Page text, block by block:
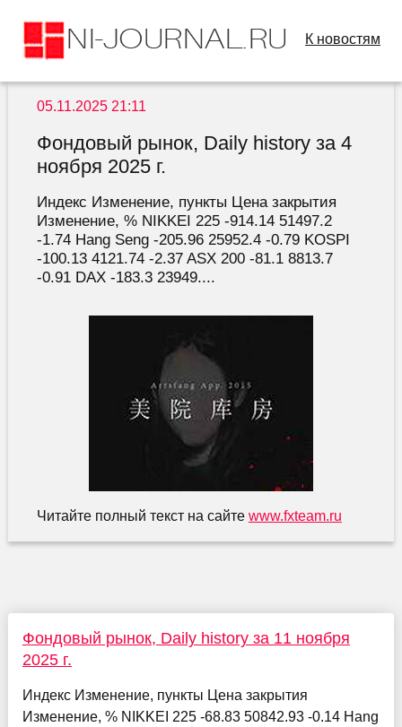
К новостям
05.11.2025 21:11
Фондовый рынок, Daily history за 4
ноября 2025 г.
Индекс Изменение, пункты Цена закрытия
Изменение, % NIKKEI 225 -914.14 51497.2
-1.74 Hang Seng -205.96 25952.4 -0.79 KOSPI
-100.13 4121.74 -2.37 ASX 200 -81.1 8813.7
-0.91 DAX -183.3 23949....
Читайте полный текст на сайте www.fxteam.ru
Фондовый рынок, Daily history за 11 ноября
2025 г.
Индекс Изменение, пункты Цена закрытия
Изменение, % NIKKEI 225 -68.83 50842.93 -0.14 Hang